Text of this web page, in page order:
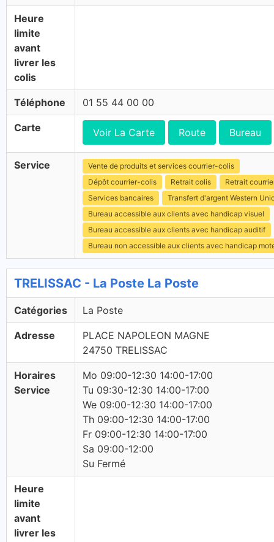
Heure
limite
avant
livrer les
colis
Téléphone 01 55 44 00 00
Carte Voir La Carte Route Bureau
Service
Vente de produits et services courrier-colis
Dépôt courrier-colis
Retrait colis
Retrait
Services bancaires
Transfert d'argent Western
Bureau accessible aux clients avec handicap visuel
Bureau accessible aux clients avec handicap auditif
Bureau non accessible aux clients avec handicap
TRELISSAC - La Poste La Poste
Catégories La Poste
Adresse
PLACE NAPOLEON MAGNE
24750 TRELISSAC
Horaires
Service
Mo 09:00-12:30 14:00-17:00
Tu 09:30-12:30 14:00-17:00
We 09:00-12:30 14:00-17:00
Th 09:00-12:30 14:00-17:00
Fr 09:00-12:30 14:00-17:00
Sa 09:00-12:00
Su Fermé
Heure
limite
avant
livrer les